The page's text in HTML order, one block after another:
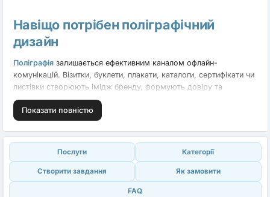
Навіщо потрібен поліграфічний
дизайн
Поліграфіязалишається ефективним каналом офлайн-
комунікацій. Візитки, буклети, плакати, каталоги, сертифікати чи
листівки створюють імідж бренду, формують довіру та
залишають відчутний слід. Професійний
перетворює друковану продукцію на інструмент продажу й
промоції. У цій категорії ви можете знайти виконавців або
Які послуги доступні
Фрилансери розробляють фірмові візитки, буклети та брошури,
рекламні постери, сертифікати, меню, каталоги товарів,
Показати повністю
Послуги Категорiї
Створити завдання Як замовити
FAQ